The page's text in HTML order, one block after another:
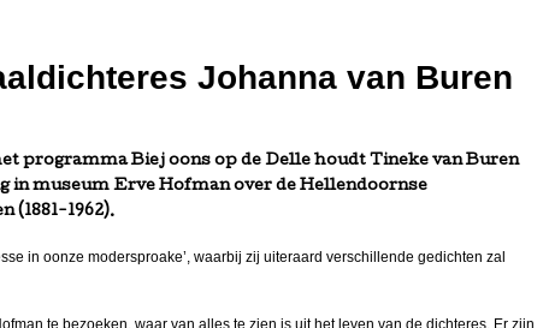
Johanna van Buren
programma Biej oons op de Delle houdt Tineke van Buren
in museum Erve Hofman over de Hellendoornse
(1881-1962).
in oonze modersproake’, waarbij zij uiteraard verschillende gedichten zal